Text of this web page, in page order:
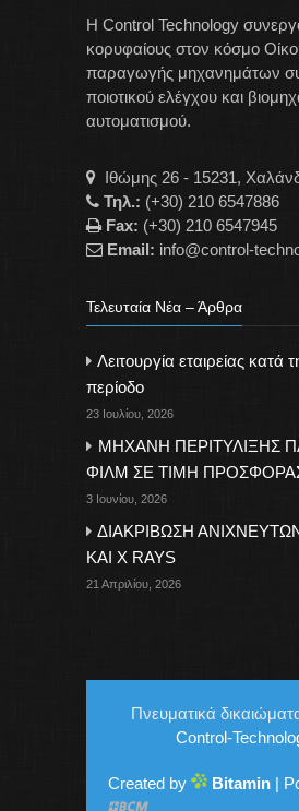
Η Control Technology
κορυφαίους στον κόσμο
παραγωγής μηχανημάτων
ποιοτικού ελέγχου και
αυτοματισμού.
Ιθώμης 26 - 15231,
Τηλ.: (+30) 210 6547886
Fax: (+30) 210 6547945
Email: info@control-
Τελευταία Νέα – Άρθρα
Λειτουργία εταιρείας κατά
περίοδο
23 Ιουλίου, 2026
ΜΗΧΑΝΗ ΠΕΡΙΤΥΛΙΞΗΣ
ΦΙΛΜ ΣΕ ΤΙΜΗ
3 Ιουνίου, 2026
ΔΙΑΚΡΙΒΩΣΗ
ΚΑΙ X RAYS
21 Απριλίου, 2026
Πνευματικά
Control-
Created by Bitamin |